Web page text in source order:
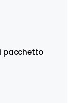
pacchetto